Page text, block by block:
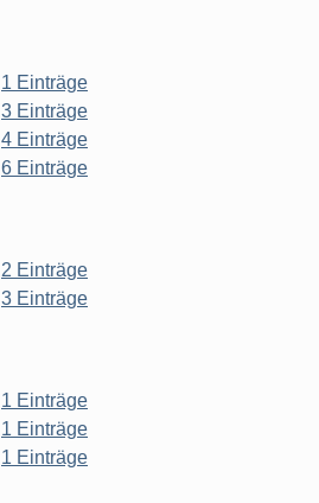
1 Einträge
3 Einträge
4 Einträge
6 Einträge
2 Einträge
3 Einträge
1 Einträge
1 Einträge
1 Einträge